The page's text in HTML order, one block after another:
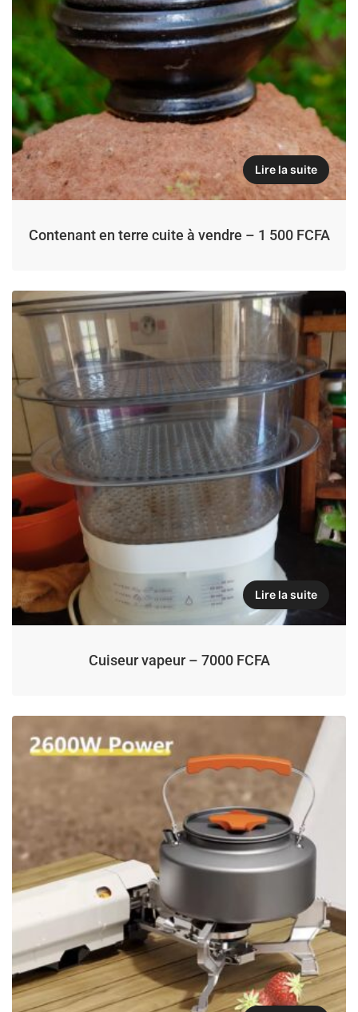
Lire la suite
Contenant en terre cuite à vendre – 1 500 FCFA
Lire la suite
Cuiseur vapeur – 7000 FCFA